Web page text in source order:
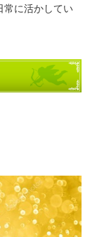
常に活かしてい